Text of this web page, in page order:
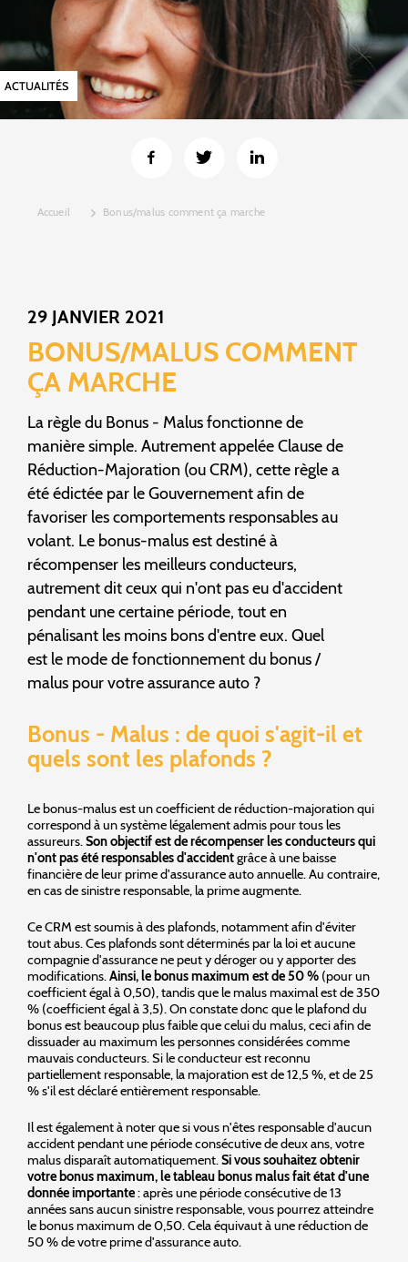
ACTUALITÉS
Accueil Bonus/malus comment ça marche
29 JANVIER 2021
BONUS/MALUS COMMENT
ÇA MARCHE
La règle du Bonus - Malus fonctionne de
manière simple. Autrement appelée Clause de
Réduction-Majoration (ou CRM), cette règle a
été édictée par le Gouvernement afin de
favoriser les comportements responsables au
volant. Le bonus-malus est destiné à
récompenser les meilleurs conducteurs,
autrement dit ceux qui n'ont pas eu d'accident
pendant une certaine période, tout en
pénalisant les moins bons d'entre eux. Quel
est le mode de fonctionnement du bonus /
malus pour votre assurance auto ?
Bonus - Malus : de quoi s'agit-il et
quels sont les plafonds ?
Le bonus-malus est un coefficient de réduction-majoration qui
correspond à un système légalement admis pour tous les
assureurs.Son objectif est de récompenser les conducteurs qui
n'ont pas été responsables d'accidentgrâce à une baisse
financière de leur prime d'assurance auto annuelle. Au contraire,
en cas de sinistre responsable, la prime augmente.
Ce CRM est soumis à des plafonds, notamment afin d'éviter
tout abus. Ces plafonds sont déterminés par la loi et aucune
compagnie d'assurance ne peut y déroger ou y apporter des
modifications.Ainsi, le bonus maximum est de 50 % (pour un
coefficient égal à 0,50), tandis que le malus maximal est de 350
% (coefficient égal à 3,5). On constate donc que le plafond du
bonus est beaucoup plus faible que celui du malus, ceci afin de
dissuader au maximum les personnes considérées comme
mauvais conducteurs. Si le conducteur est reconnu
partiellement responsable, la majoration est de 12,5 %, et de 25
% s'il est déclaré entièrement responsable.
Il est également à noter que si vous n'êtes responsable d'aucun
accident pendant une période consécutive de deux ans, votre
malus disparaît automatiquement.Si vous souhaitez obtenir
votre bonus maximum, le tableau bonus malus fait état d'une
donnée importante: après une période consécutive de 13
années sans aucun sinistre responsable, vous pourrez atteindre
le bonus maximum de 0,50. Cela équivaut à une réduction de
50 % de votre prime d'assurance auto.